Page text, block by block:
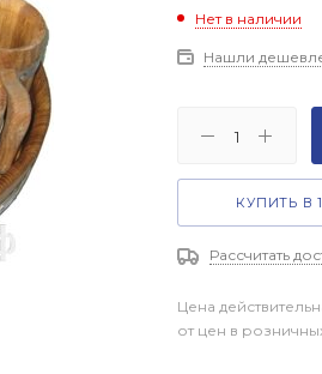
Нет в наличии
Нашли
КУПИТЬ В
Рассчитать
Цена
от цен в